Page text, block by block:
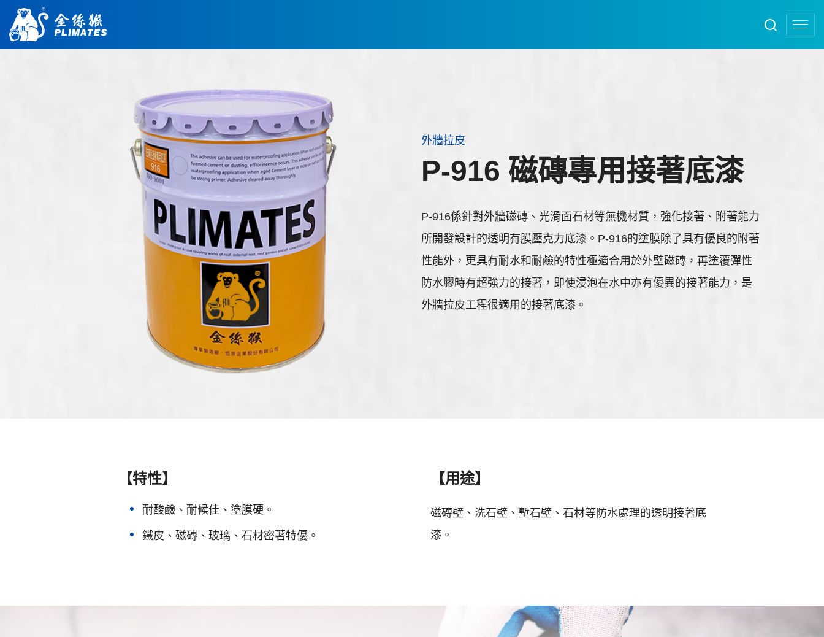
外牆拉皮
P-916 磁磚專用接著底漆
P-916係針對外牆磁磚、光滑面石材等無機材質，強化接著、附著能力
所開發設計的透明有膜壓克力底漆。P-916的塗膜除了具有優良的附著
性能外，更具有耐水和耐鹼的特性極適合用於外壁磁磚，再塗覆彈性
防水膠時有超強力的接著，即使浸泡在水中亦有優異的接著能力，是
外牆拉皮工程很適用的接著底漆。
【特性】
耐酸鹼、耐候佳、塗膜硬。
鐵皮、磁磚、玻璃、石材密著特優。
【用途】
磁磚壁、洗石壁、塹石壁、石材等防水處理的透明接著底
漆。